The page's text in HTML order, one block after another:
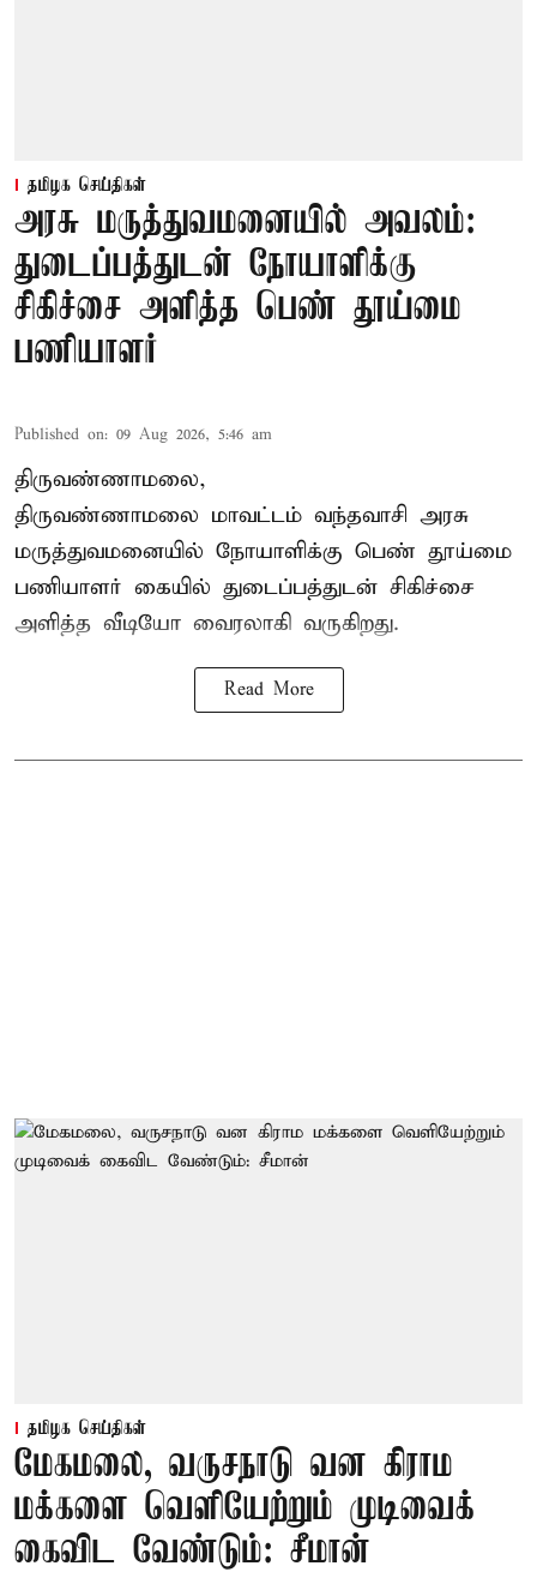
தமிழக செய்திகள்
அரசு மருத்துவமனையில் அவலம்:
துடைப்பத்துடன் நோயாளிக்கு
சிகிச்சை அளித்த பெண் தூய்மை
பணியாளர்
Published on: 09 Aug 2026, 5:46 am
திருவண்ணாமலை,
திருவண்ணாமலை மாவட்டம் வந்தவாசி அரசு
மருத்துவமனையில் நோயாளிக்கு பெண் தூய்மை
பணியாளர் கையில் துடைப்பத்துடன் சிகிச்சை
அளித்த வீடியோ வைரலாகி வருகிறது.
Read More
தமிழக செய்திகள்
மேகமலை, வருசநாடு வன கிராம
மக்களை வெளியேற்றும் முடிவைக்
கைவிட வேண்டும்: சீமான்